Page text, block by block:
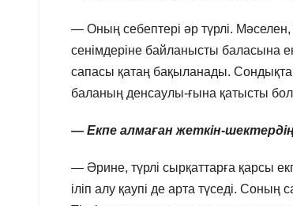
— Оның себептері әр түрлі. Мәселен,
сенімдеріне байланысты баласына
сапасы қатаң бақыланады.
баланың денсаулы-ғына қатысты
— Екпе алмаған жеткін-шектердің
— Әрине, түрлі сырқаттарға қарсы
іліп алу қаупі де арта түседі. Соның